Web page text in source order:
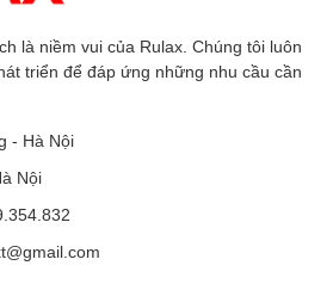
là niềm vui của Rulax. Chúng tôi luôn
triển để đáp ứng những nhu cầu cần
- Hà Nội
Nội